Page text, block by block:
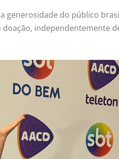
generosidade do público
independentemente